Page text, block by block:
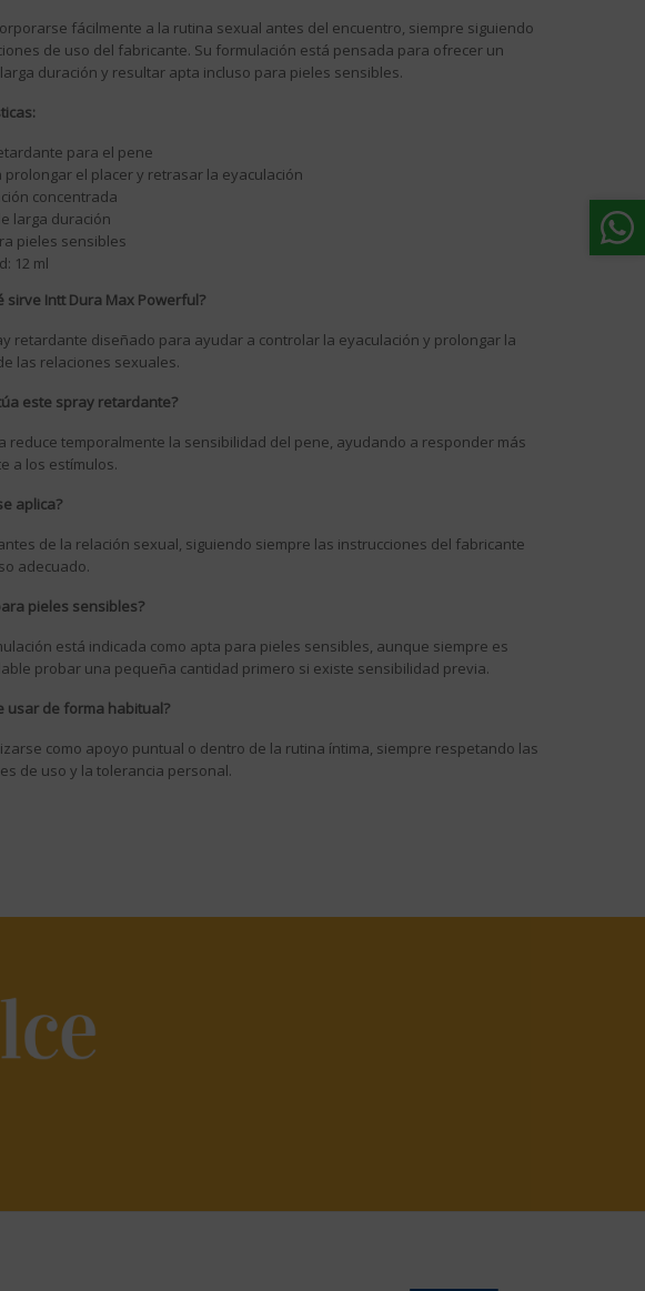
fácilmente a la rutina sexual antes del encuentro, siempre siguiendo
de uso del fabricante. Su formulación está pensada para ofrecer un
duración y resultar apta incluso para pieles sensibles.
para el pene
prolongar el placer y retrasar la eyaculación
concentrada
larga duración
pieles sensibles
12 ml
sirve Intt Dura Max Powerful?
retardante diseñado para ayudar a controlar la eyaculación y prolongar la
las relaciones sexuales.
este spray retardante?
reduce temporalmente la sensibilidad del pene, ayudando a responder más
a los estímulos.
aplica?
de la relación sexual, siguiendo siempre las instrucciones del fabricante
adecuado.
pieles sensibles?
está indicada como apta para pieles sensibles, aunque siempre es
probar una pequeña cantidad primero si existe sensibilidad previa.
usar de forma habitual?
como apoyo puntual o dentro de la rutina íntima, siempre respetando las
de uso y la tolerancia personal.